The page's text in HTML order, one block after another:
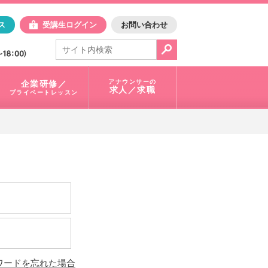
アスク
受講生ログイン お問い合わせ
電話で問合せ：
03-3401-1010
企業研修／
プライベートレッスン
アナウンサーの
求人／求職
ードを忘れた場合